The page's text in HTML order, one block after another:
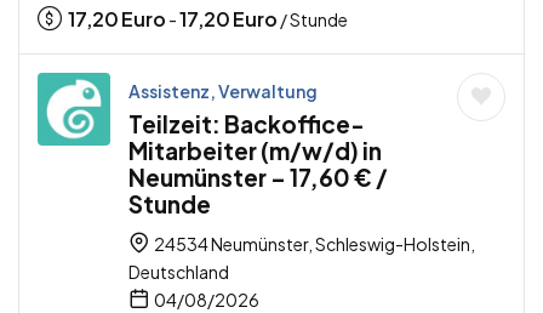
17,20Euro -17,20Euro / Stunde
Assistenz, Verwaltung
Teilzeit: Backoffice-
Mitarbeiter (m/w/d) in
Neumünster – 17,60 € /
Stunde
24534 Neumünster, Schleswig-Holstein,
Deutschland
04/08/2026